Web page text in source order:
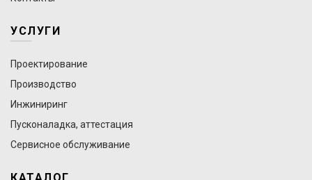
УСЛУГИ
Проектирование
Производство
Инжиниринг
Пусконаладка, аттестация
Сервисное обслуживание